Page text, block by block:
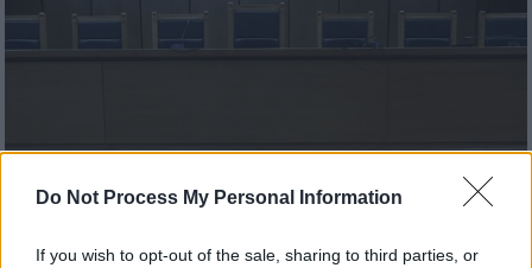
Do Not Process My Personal Information
If you wish to opt-out of the sale, sharing to third parties, or